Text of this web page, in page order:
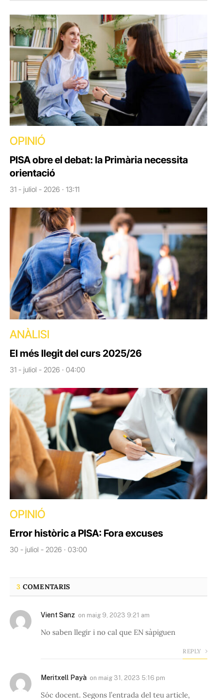
OPINIÓ
PISA obre el debat: la Primària necessita
orientació
31 - juliol - 2026 · 13:11
ANÀLISI
El més llegit del curs 2025/26
31 - juliol - 2026 · 04:00
OPINIÓ
Error històric a PISA: Fora excuses
30 - juliol - 2026 · 03:00
3 COMENTARIS
Vient Sanz on maig 9, 2023 9:21 am
No saben llegir i no cal que EN sàpiguen
REPLY
Meritxell Payà on maig 31, 2023 5:16 pm
Sóc docent. Segons l’entrada del teu article,